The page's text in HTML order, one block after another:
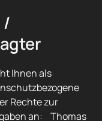
/
Ihnen als
Rechte zur
an: Thomas